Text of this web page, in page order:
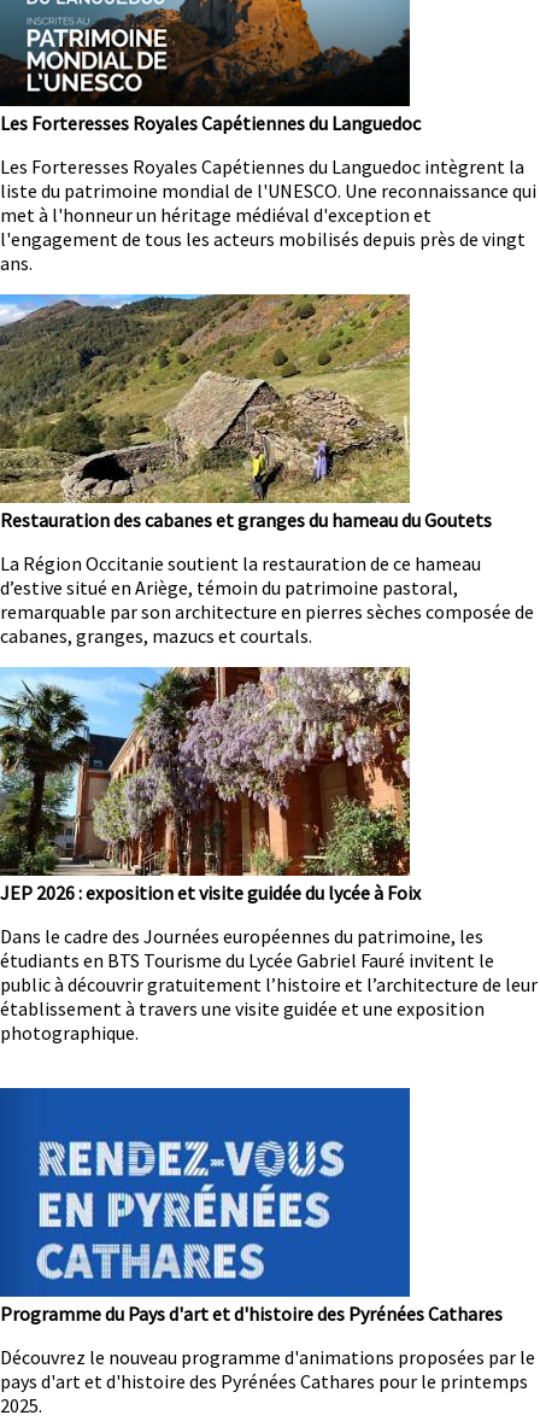
Les Forteresses Royales Capétiennes du Languedoc
Résumé
Les Forteresses Royales Capétiennes du Languedoc intègrent la
liste du patrimoine mondial de l'UNESCO. Une reconnaissance qui
met à l'honneur un héritage médiéval d'exception et
l'engagement de tous les acteurs mobilisés depuis près de vingt
ans.
Image
Restauration des cabanes et granges du hameau du Goutets
Résumé
La Région Occitanie soutient la restauration de ce hameau
d’estive situé en Ariège, témoin du patrimoine pastoral,
remarquable par son architecture en pierres sèches composée de
cabanes, granges, mazucs et courtals.
Image
JEP 2026 : exposition et visite guidée du lycée à Foix
Résumé
Dans le cadre des Journées européennes du patrimoine, les
étudiants en BTS Tourisme du Lycée Gabriel Fauré invitent le
public à découvrir gratuitement l’histoire et l’architecture de leur
établissement à travers une visite guidée et une exposition
photographique.
Programme du Pays d'art et d'histoire des Pyrénées Cathares
Résumé
Découvrez le nouveau programme d'animations proposées par le
pays d'art et d'histoire des Pyrénées Cathares pour le printemps
2025.